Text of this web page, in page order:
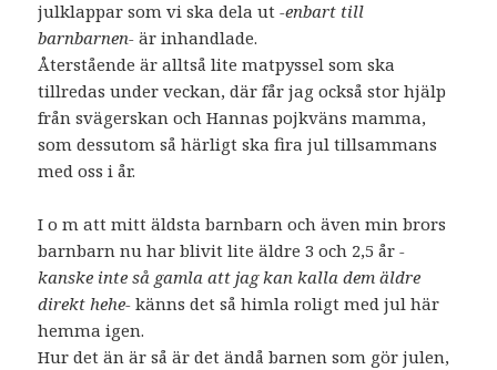
julklappar som vi ska dela ut-enbart till
barnbarnen- är inhandlade.
Återstående är alltså lite matpyssel som ska
tillredas under veckan, där får jag också stor hjälp
från svägerskan och Hannas pojkväns mamma,
som dessutom så härligt ska fira jul tillsammans
med oss i år.
I o m att mitt äldsta barnbarn och även min brors
barnbarn nu har blivit lite äldre 3 och 2,5 år -
kanske inte så gamla att jag kan kalla dem äldre
direkt hehe-känns det så himla roligt med jul här
hemma igen.
Hur det än är så är det ändå barnen som gör julen,